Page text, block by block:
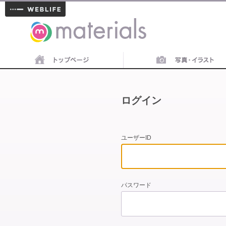
materials
ログイン
ユーザーID
パスワード